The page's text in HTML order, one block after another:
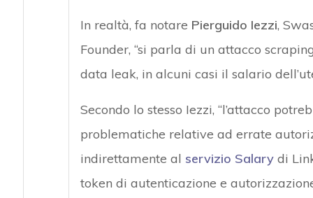
In realtà, fa notare Pierguido Iezzi,
Founder, “si parla di un attacco
data leak, in alcuni casi il salario
Secondo lo stesso Iezzi, “l’attacco
problematiche relative ad errate
indirettamente al servizio Salarydi
token di autenticazione e